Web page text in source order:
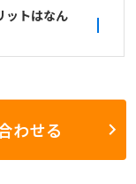
ットはなん
わせる